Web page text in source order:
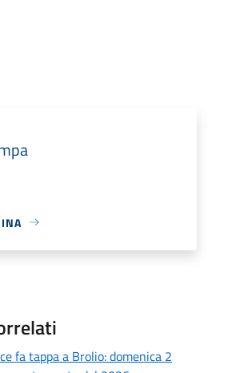
fa tappa a Brolio: domenica 2